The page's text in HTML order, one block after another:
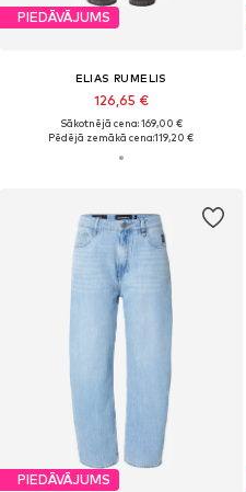
PIEDĀVĀJUMS
ELIAS RUMELIS
126,65 €
Sākotnējā cena: 169,00 €
Pēdējā zemākā cena:119,20 €
PIEDĀVĀJUMS